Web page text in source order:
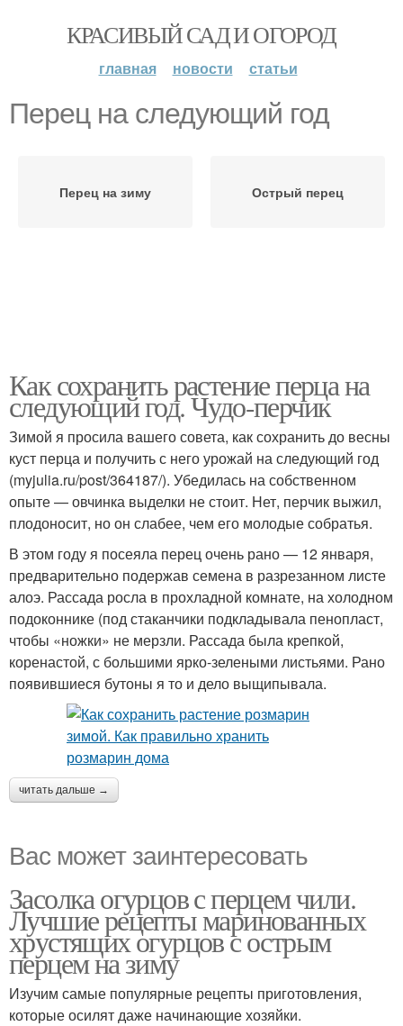
КРАСИВЫЙ САД И ОГОРОД
главная новости статьи
Перец на следующий год
Перец на зиму Острый перец
Как сохранить растение перца на
следующий год. Чудо-перчик
Зимой я просила вашего совета, как сохранить до весны
куст перца и получить с него урожай на следующий год
(myjulia.ru/post/364187/). Убедилась на собственном
опыте — овчинка выделки не стоит. Нет, перчик выжил,
плодоносит, но он слабее, чем его молодые собратья.
В этом году я посеяла перец очень рано — 12 января,
предварительно подержав семена в разрезанном листе
алоэ. Рассада росла в прохладной комнате, на холодном
подоконнике (под стаканчики подкладывала пенопласт,
чтобы «ножки» не мерзли. Рассада была крепкой,
коренастой, с большими ярко-зелеными листьями. Рано
появившиеся бутоны я то и дело выщипывала.
читать дальше →
Вас может заинтересовать
Засолка огурцов с перцем чили.
Лучшие рецепты маринованных
хрустящих огурцов с острым
перцем на зиму
Изучим самые популярные рецепты приготовления,
которые осилят даже начинающие хозяйки.